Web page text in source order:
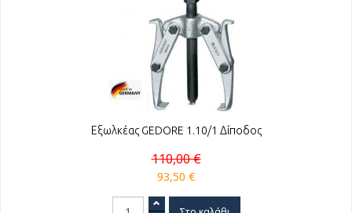
Εξωλκέας GEDORE 1.10/1 Δίποδος
110,00 €
93,50 €